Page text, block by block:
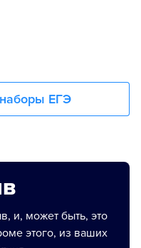
ЕГЭ
и, может быть, это
этого, из ваших